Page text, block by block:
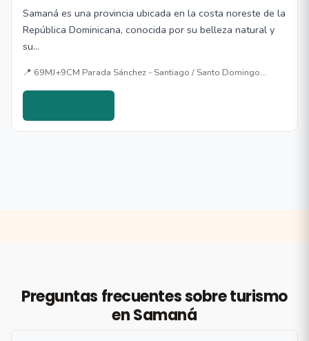
Samaná es una provincia ubicada en la costa noreste de la
República Dominicana, conocida por su belleza natural y
su…
📍 69MJ+9CM Parada Sánchez - Santiago / Santo Domingo…
Preguntas frecuentes sobre turismo
en Samaná